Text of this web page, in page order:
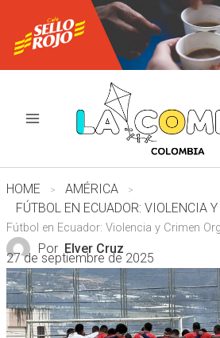
contenido
HOME
AMÉRICA
Fútbol en Ecuador: Violencia y Crimen
Por Elver Cruz
27 de septiembre de 2025